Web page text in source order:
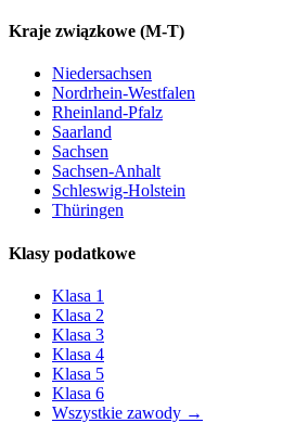
Kraje związkowe (M-T)
Niedersachsen
Nordrhein-Westfalen
Rheinland-Pfalz
Saarland
Sachsen
Sachsen-Anhalt
Schleswig-Holstein
Thüringen
Klasy podatkowe
Klasa 1
Klasa 2
Klasa 3
Klasa 4
Klasa 5
Klasa 6
Wszystkie zawody →